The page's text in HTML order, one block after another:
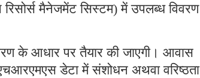
मैनेजमेंट सिस्टम) में उपलब्ध विवरण
के आधार पर तैयार की जाएगी। आवास
डेटा में संशोधन अथवा वरिष्ठता